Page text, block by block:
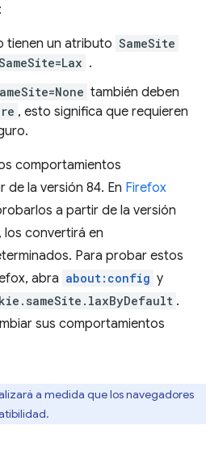
tienen un atributo SameSite
.
también deben
, esto significa que requieren
comportamientos
la versión 84. En Firefox
a partir de la versión
los convertirá en
Para probar estos
abra about:config y
.
sus comportamientos
a medida que los navegadores